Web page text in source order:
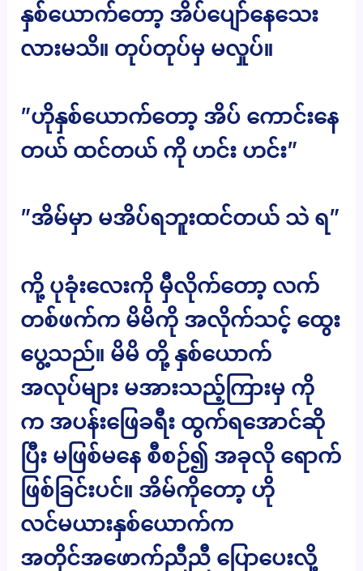
နှစ်ယောက်တော့ အိပ်ပျော်နေသေး
လားမသိ။ တုပ်တုပ်မှ မလှုပ်။
”ဟိုနှစ်ယောက်တော့ အိပ် ကောင်းနေ
တယ် ထင်တယ် ကို ဟင်း ဟင်း”
”အိမ်မှာ မအိပ်ရဘူးထင်တယ် သဲ ရ”
ကို့ ပုခုံးလေးကို မှီလိုက်တော့ လက်
တစ်ဖက်က မိမိကို အလိုက်သင့် ထွေး
ပွေ့သည်။ မိမိ တို့ နှစ်ယောက်
အလုပ်များ မအားသည့်ကြားမှ ကို
က အပန်းဖြေခရီး ထွက်ရအောင်ဆို
ပြီး မဖြစ်မနေ စီစဉ်၍ အခုလို ရောက်
ဖြစ်ခြင်းပင်။ အိမ်ကိုတော့ ဟို
လင်မယားနှစ်ယောက်က
အတိုင်အဖောက်ညီညီ ပြောပေးလို့